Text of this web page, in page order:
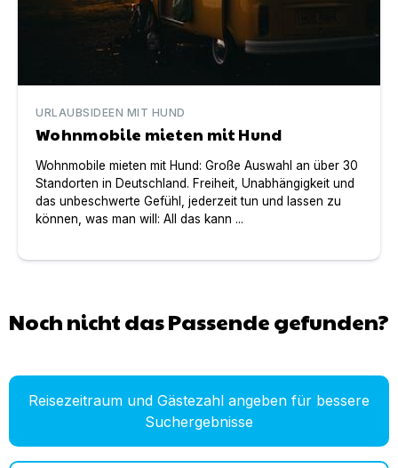
URLAUBSIDEEN MIT HUND
Wohnmobile mieten mit Hund
Wohnmobile mieten mit Hund: Große Auswahl an über 30
Standorten in Deutschland. Freiheit, Unabhängigkeit und
das unbeschwerte Gefühl, jederzeit tun und lassen zu
können, was man will: All das kann ...
Noch nicht das Passende gefunden?
Reisezeitraum und Gästezahl angeben für bessere
Suchergebnisse